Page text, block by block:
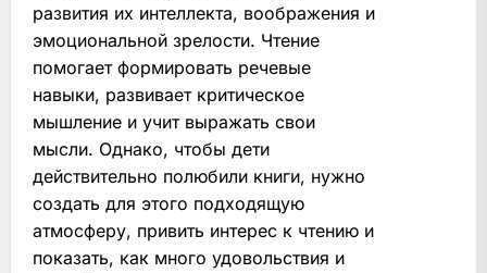
развития их интеллекта, воображения и
эмоциональной зрелости. Чтение
помогает формировать речевые
навыки, развивает критическое
мышление и учит выражать свои
мысли. Однако, чтобы дети
действительно полюбили книги, нужно
создать для этого подходящую
атмосферу, привить интерес к чтению и
показать, как много удовольствия и